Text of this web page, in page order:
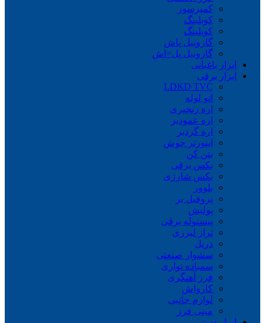
کمپرسور
کوبلینگ
کوپلینگ
گازوییل پاش
گازوییل پل=اش
ابزار باغبانی
ابزار برقی
LDKD TVC
اتو لوله
اره زنجیری
اره عمودبر
اره گردبر
اینورتر جوش
بتن کن
بکس برقی
بکس شارژی
بلوور
پروفیل بر
پولیش
پیستوله برقی
تراز لیزری
دریل
سشوار صنعتی
سمباده نواری
فرز آهنگری
کارواش
لوازم جانبی
مینی فرز